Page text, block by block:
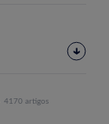
4170 artigos